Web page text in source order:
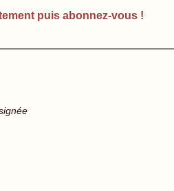
puis abonnez-vous !